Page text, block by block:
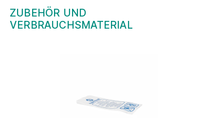
ZUBEHÖR UND
VERBRAUCHSMATERIAL